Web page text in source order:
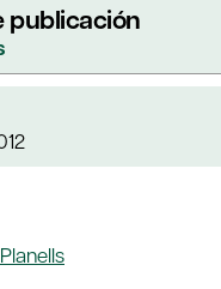
publicación